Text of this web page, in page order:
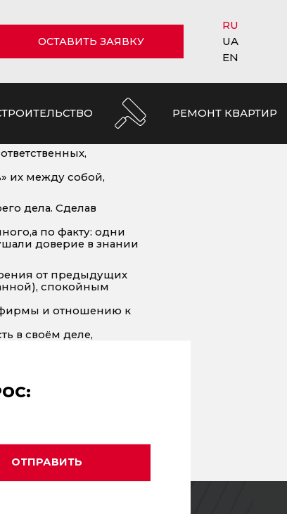
ОСТАВИТЬ ЗАЯВКУ
RU
UA
EN
РЕМОНТ КВАРТИР
их между собой,
дела. Сделав
по факту: одни
доверие в знании
от предыдущих
спокойным
фирмы и отношению к
в своём деле,
без нервов.
как за время
ОТПРАВИТЬ